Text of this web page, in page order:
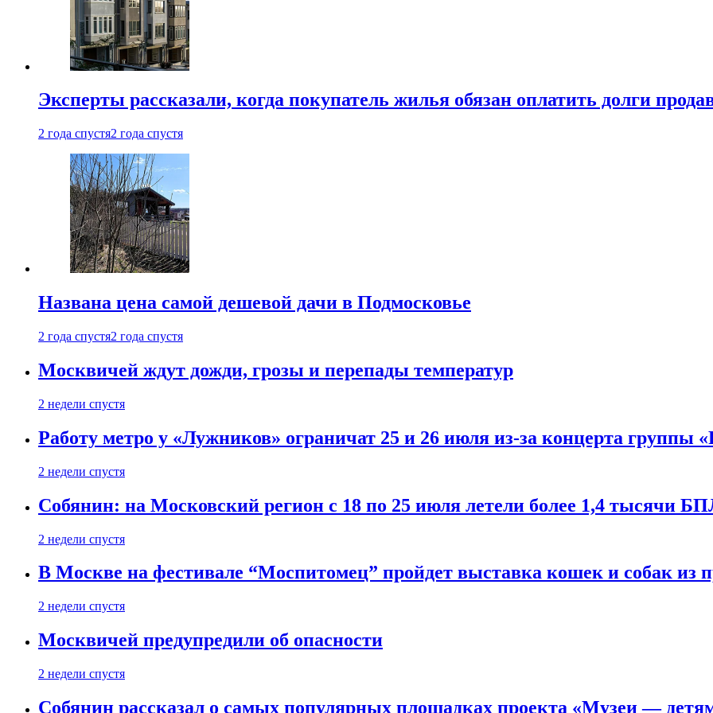
Эксперты рассказали, когда покупатель жилья обязан оплатить долги
2 года спустя2 года спустя
Названа цена самой дешевой дачи в Подмосковье
2 года спустя2 года спустя
Москвичей ждут дожди, грозы и перепады температур
2 недели спустя
Работу метро у «Лужников» ограничат 25 и 26 июля из-за концерта группы
2 недели спустя
Собянин: на Московский регион с 18 по 25 июля летели более 1,4 тысячи
2 недели спустя
В Москве на фестивале “Моспитомец” пройдет выставка кошек и собак из
2 недели спустя
Москвичей предупредили об опасности
2 недели спустя
Собянин рассказал о самых популярных площадках проекта «Музеи —